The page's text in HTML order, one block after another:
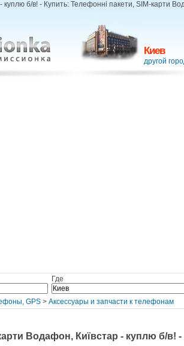
б/в! - Купить: Телефонні пакети, SIM-карти
Киев
другой
Где
GPS > Аксессуары и запчасти к телефонам
Водафон, Київстар - куплю б/в!